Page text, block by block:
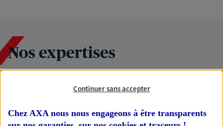
Nos expertises
Accompagner les
professionnels et les
Continuer sans accepter
Chez AXA nous nous engageons à être transparents